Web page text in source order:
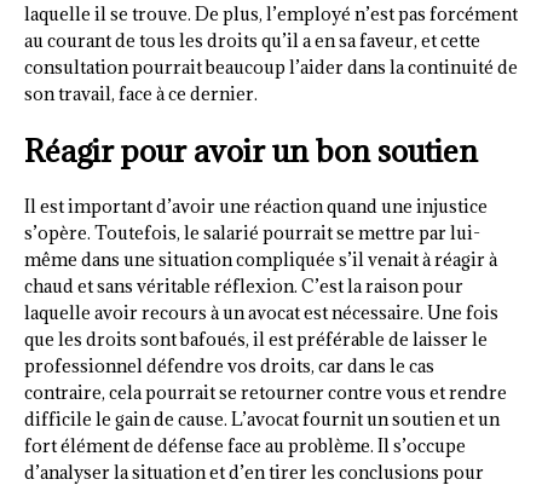
laquelle il se trouve. De plus, l’employé n’est pas forcément
au courant de tous les droits qu’il a en sa faveur, et cette
consultation pourrait beaucoup l’aider dans la continuité de
son travail, face à ce dernier.
Réagir pour avoir un bon soutien
Il est important d’avoir une réaction quand une injustice
s’opère. Toutefois, le salarié pourrait se mettre par lui-
même dans une situation compliquée s’il venait à réagir à
chaud et sans véritable réflexion. C’est la raison pour
laquelle avoir recours à un avocat est nécessaire. Une fois
que les droits sont bafoués, il est préférable de laisser le
professionnel défendre vos droits, car dans le cas
contraire, cela pourrait se retourner contre vous et rendre
difficile le gain de cause. L’avocat fournit un soutien et un
fort élément de défense face au problème. Il s’occupe
d’analyser la situation et d’en tirer les conclusions pour